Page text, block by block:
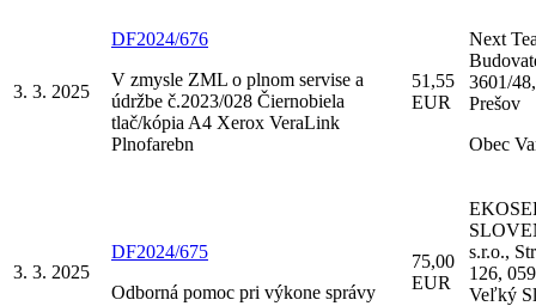
3. 3. 2025
DF2024/676
V zmysle ZML o plnom servise a
údržbe č.2023/028 Čiernobiela
tlač/kópia A4 Xerox VeraLink
Plnofarebn
51,55
EUR
Next
3601/
Prešov
Obec
3. 3. 2025
DF2024/675
Odborná pomoc pri výkone správy
75,00
EUR
s.r.o.,
126,
Veľký